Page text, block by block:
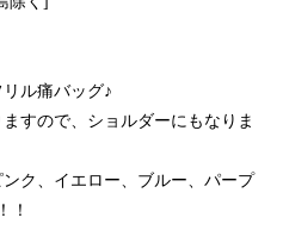
ル痛バッグ♪
すので、ショルダーにもなりま
ク、イエロー、ブルー、パープ
！